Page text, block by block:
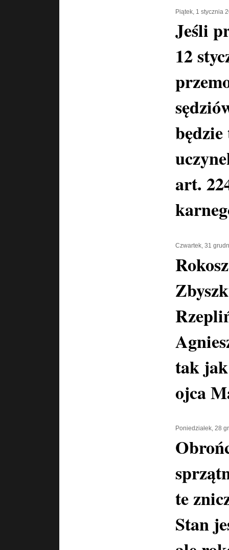
Piątek, 1 stycznia
Jeśli
12
art.
Czwartek, 31
tak
ojca
Poniedziałek, 28
te
Stan